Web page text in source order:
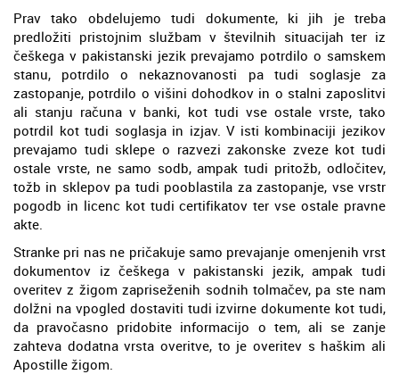
Prav tako obdelujemo tudi dokumente, ki jih je treba
predložiti pristojnim službam v številnih situacijah ter iz
češkega v pakistanski jezik prevajamo potrdilo o samskem
stanu, potrdilo o nekaznovanosti pa tudi soglasje za
zastopanje, potrdilo o višini dohodkov in o stalni zaposlitvi
ali stanju računa v banki, kot tudi vse ostale vrste, tako
potrdil kot tudi soglasja in izjav. V isti kombinaciji jezikov
prevajamo tudi sklepe o razvezi zakonske zveze kot tudi
ostale vrste, ne samo sodb, ampak tudi pritožb, odločitev,
tožb in sklepov pa tudi pooblastila za zastopanje, vse vrstr
pogodb in licenc kot tudi certifikatov ter vse ostale pravne
akte.
Stranke pri nas ne pričakuje samo prevajanje omenjenih vrst
dokumentov iz češkega v pakistanski jezik, ampak tudi
overitev z žigom zapriseženih sodnih tolmačev, pa ste nam
dolžni na vpogled dostaviti tudi izvirne dokumente kot tudi,
da pravočasno pridobite informacijo o tem, ali se zanje
zahteva dodatna vrsta overitve, to je overitev s haškim ali
Apostille žigom.